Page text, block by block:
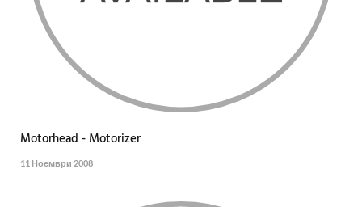
Motorhead - Motorizer
11 Ноември 2008